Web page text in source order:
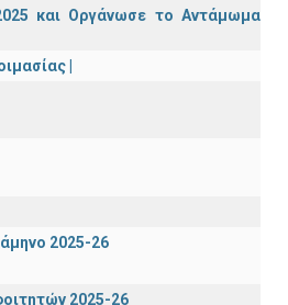
και Οργάνωσε το Αντάμωμα
|
2025-26
2025-26